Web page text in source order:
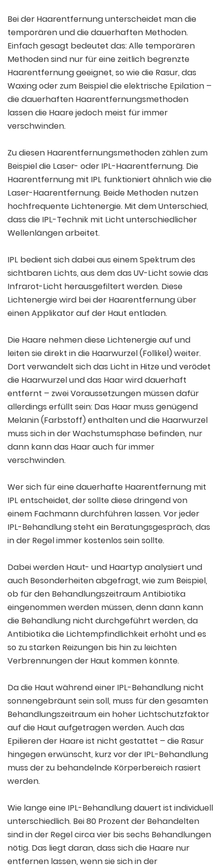
Bei der Haarentfernung unterscheidet man die
temporären und die dauerhaften Methoden.
Einfach gesagt bedeutet das: Alle temporären
Methoden sind nur für eine zeitlich begrenzte
Haarentfernung geeignet, so wie die Rasur, das
Waxing oder zum Beispiel die elektrische Epilation –
die dauerhaften Haarentfernungsmethoden
lassen die Haare jedoch meist für immer
verschwinden.
Zu diesen Haarentfernungsmethoden zählen zum
Beispiel die Laser- oder IPL-Haarentfernung. Die
Haarentfernung mit IPL funktioniert ähnlich wie die
Laser-Haarentfernung. Beide Methoden nutzen
hochfrequente Lichtenergie. Mit dem Unterschied,
dass die IPL-Technik mit Licht unterschiedlicher
Wellenlängen arbeitet.
IPL bedient sich dabei aus einem Spektrum des
sichtbaren Lichts, aus dem das UV-Licht sowie das
Infrarot-Licht herausgefiltert werden. Diese
Lichtenergie wird bei der Haarentfernung über
einen Applikator auf der Haut entladen.
Die Haare nehmen diese Lichtenergie auf und
leiten sie direkt in die Haarwurzel (Follikel) weiter.
Dort verwandelt sich das Licht in Hitze und verödet
die Haarwurzel und das Haar wird dauerhaft
entfernt – zwei Voraussetzungen müssen dafür
allerdings erfüllt sein: Das Haar muss genügend
Melanin (Farbstoff) enthalten und die Haarwurzel
muss sich in der Wachstumsphase befinden, nur
dann kann das Haar auch für immer
verschwinden.
Wer sich für eine dauerhafte Haarentfernung mit
IPL entscheidet, der sollte diese dringend von
einem Fachmann durchführen lassen. Vor jeder
IPL-Behandlung steht ein Beratungsgespräch, das
in der Regel immer kostenlos sein sollte.
Dabei werden Haut- und Haartyp analysiert und
auch Besonderheiten abgefragt, wie zum Beispiel,
ob für den Behandlungszeitraum Antibiotika
eingenommen werden müssen, denn dann kann
die Behandlung nicht durchgeführt werden, da
Antibiotika die Lichtempfindlichkeit erhöht und es
so zu starken Reizungen bis hin zu leichten
Verbrennungen der Haut kommen könnte.
Da die Haut während einer IPL-Behandlung nicht
sonnengebräunt sein soll, muss für den gesamten
Behandlungszeitraum ein hoher Lichtschutzfaktor
auf die Haut aufgetragen werden. Auch das
Epilieren der Haare ist nicht gestattet – die Rasur
hingegen erwünscht, kurz vor der IPL-Behandlung
muss der zu behandelnde Körperbereich rasiert
werden.
Wie lange eine IPL-Behandlung dauert ist individuell
unterschiedlich. Bei 80 Prozent der Behandelten
sind in der Regel circa vier bis sechs Behandlungen
nötig. Das liegt daran, dass sich die Haare nur
entfernen lassen, wenn sie sich in der